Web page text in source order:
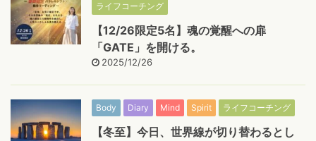
ライフコーチング
【12/26限定5名】魂の覚醒への扉
「GATE」を開ける。
2025/12/26
Body Diary Mind Spirit ライフコーチング
【冬至】今日、世界線が切り替わるとし